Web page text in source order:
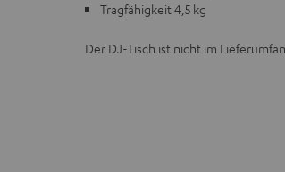
Tragfähigkeit 4,5 kg
Der DJ-Tisch ist nicht im